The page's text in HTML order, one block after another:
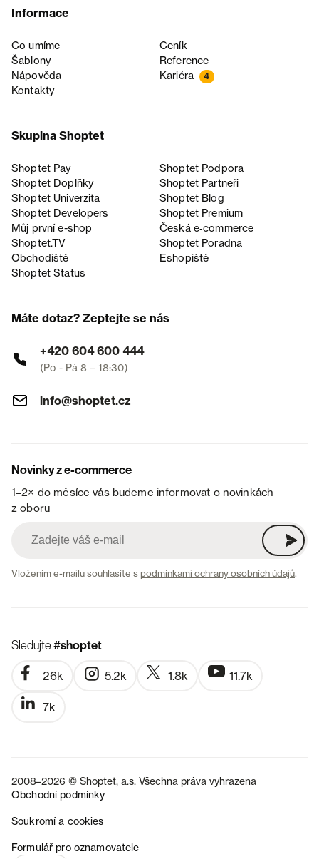
Informace
Co umíme
Ceník
Šablony
Reference
Nápověda
Kariéra 4
Kontakty
Skupina Shoptet
Shoptet Pay
Shoptet Podpora
Shoptet Doplňky
Shoptet Partneři
Shoptet Univerzita
Shoptet Blog
Shoptet Developers
Shoptet Premium
Můj první e-shop
Česká e‑commerce
Shoptet.TV
Shoptet Poradna
Obchodiště
Eshopiště
Shoptet Status
Máte dotaz? Zeptejte se nás
+420 604 600 444
(Po - Pá 8 – 18:30)
info@shoptet.cz
Novinky z e-commerce
1–2× do měsíce vás budeme informovat o novinkách
z oboru
Vložením e-mailu souhlasíte spodmínkami ochrany osobních údajů.
Sledujte#shoptet
26k 5.2k 1.8k 11.7k
7k
2008–2026 © Shoptet, a.s. Všechna práva vyhrazena
Obchodní podmínky
Soukromí a cookies
Formulář pro oznamovatele